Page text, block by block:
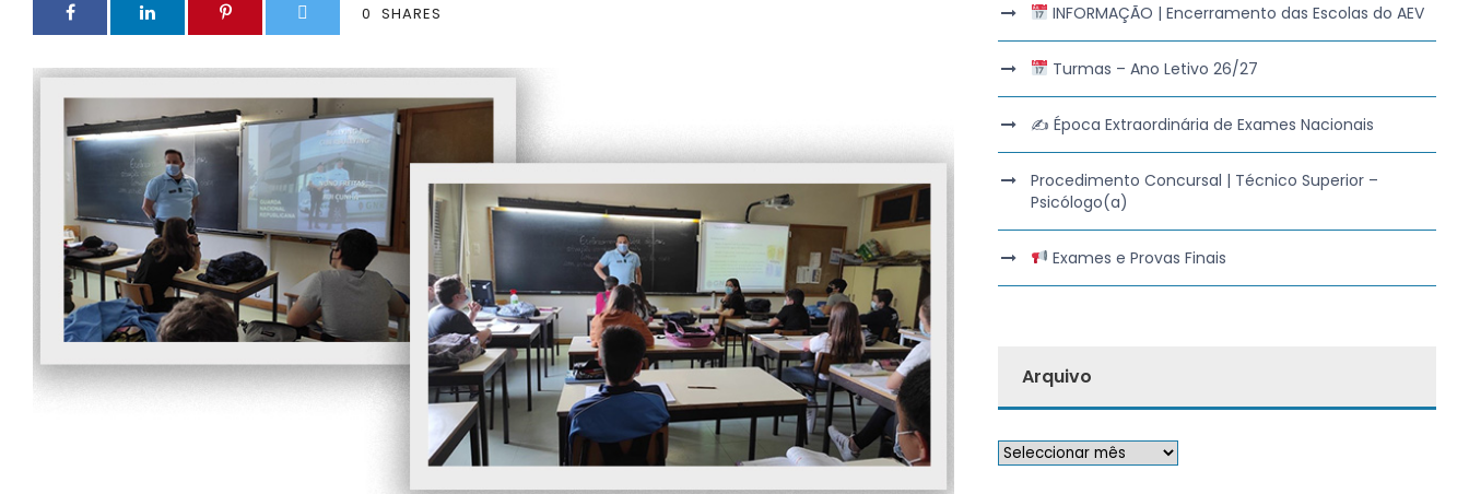
0 SHARES INFORMAÇÃO | Encerramento das Escolas do AEV
Turmas – Ano Letivo 26/27
✍️ Época Extraordinária de Exames Nacionais
Procedimento Concursal | Técnico Superior –
Psicólogo(a)
Exames e Provas Finais
Arquivo